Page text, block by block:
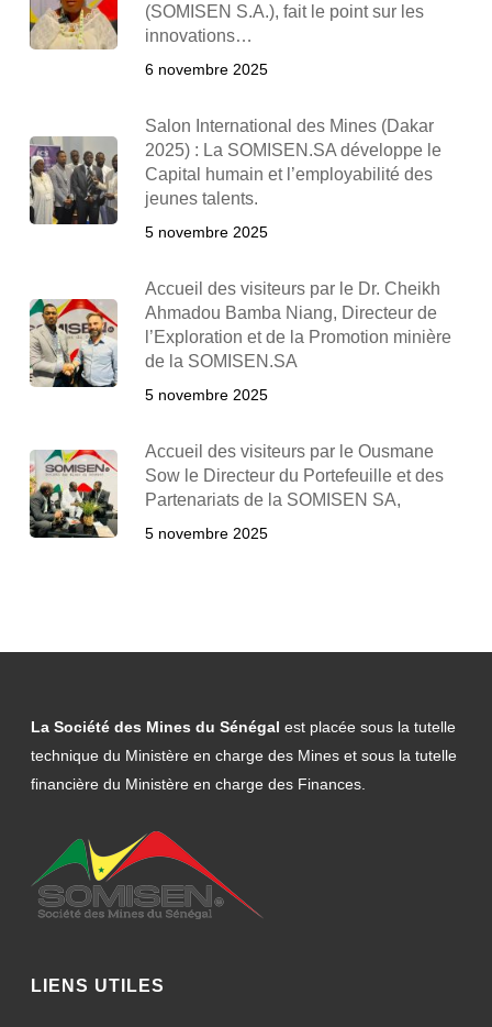
(SOMISEN S.A.), fait le point sur les
innovations…
6 novembre 2025
Salon International des Mines (Dakar
2025) : La SOMISEN.SA développe le
Capital humain et l’employabilité des
jeunes talents.
5 novembre 2025
Accueil des visiteurs par le Dr. Cheikh
Ahmadou Bamba Niang, Directeur de
l’Exploration et de la Promotion minière
de la SOMISEN.SA
5 novembre 2025
Accueil des visiteurs par le Ousmane
Sow le Directeur du Portefeuille et des
Partenariats de la SOMISEN SA,
5 novembre 2025
La Société des Mines du Sénégal est placée sous la tutelle
technique du Ministère en charge des Mines et sous la tutelle
financière du Ministère en charge des Finances.
LIENS UTILES